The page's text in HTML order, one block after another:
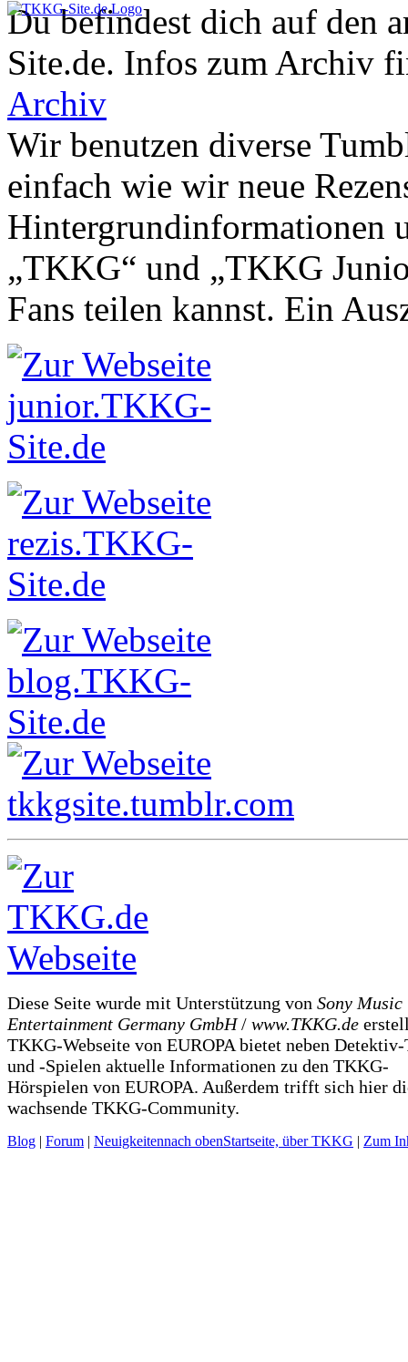
Du befindest dich auf den
Site.de. Infos zum Archiv
Archiv
Wir benutzen diverse
einfach wie wir neue
Hintergrundinformationen
„TKKG“ und „TKKG
Fans teilen kannst. Ein
Diese Seite wurde mit Unterstützung von Sony Music
Entertainment Germany GmbH/ www.TKKG.de
TKKG-Webseite von EUROPA bietet neben
und -Spielen aktuelle Informationen zu den TKKG-
Hörspielen von EUROPA. Außerdem trifft sich hier
wachsende TKKG-Community.
Blog | Forum | Neuigkeitennach obenStartseite, über TKKG | Zum